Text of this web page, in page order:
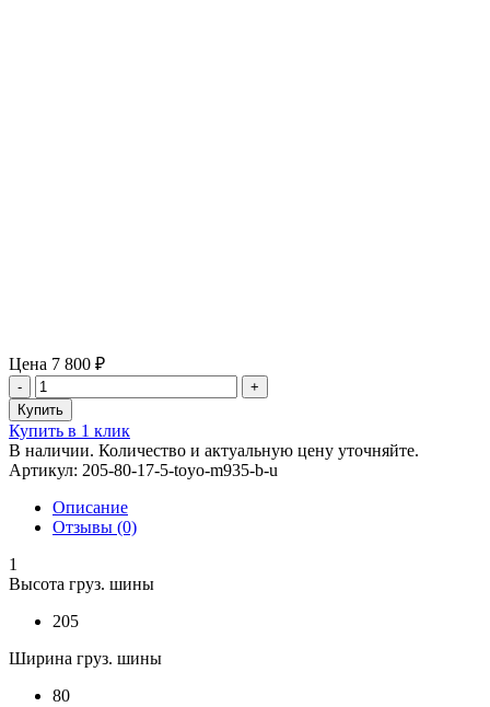
Цена 7 800 ₽
Купить в 1 клик
В наличии. Количество и актуальную цену уточняйте.
Артикул: 205-80-17-5-toyo-m935-b-u
Описание
Отзывы (0)
1
Высота груз. шины
205
Ширина груз. шины
80